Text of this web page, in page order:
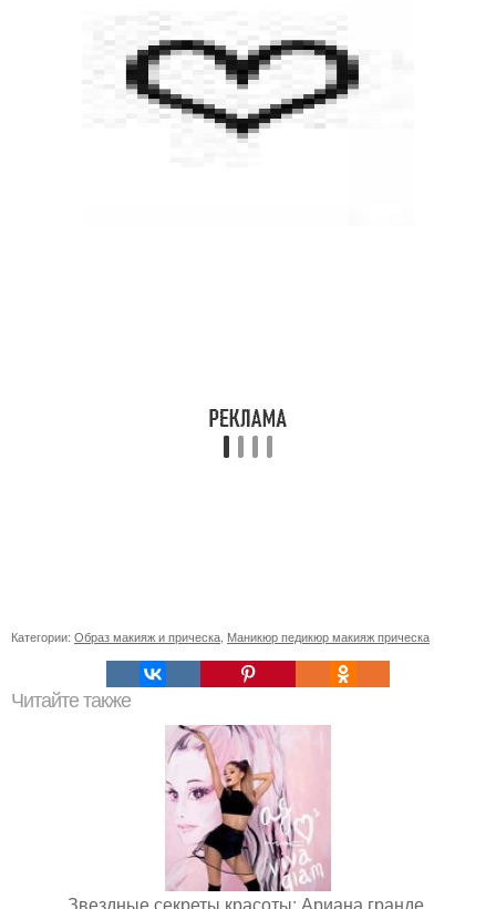
Категории: Образ макияж и прическа Маникюр педикюр макияж прическа
Читайте также
Звездные секреты красоты: Ариана гранде.